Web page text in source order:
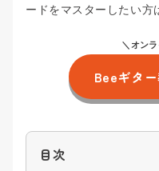
ードをマスターしたい方
＼オン
Beeギタ
目次